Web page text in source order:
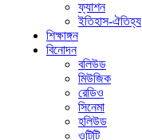
ফ্যাশন
ইতিহাস-ঐতিহ্য
শিক্ষাঙ্গন
বিনোদন
বলিউড
মিউজিক
রেডিও
সিনেমা
হলিউড
ওটিটি